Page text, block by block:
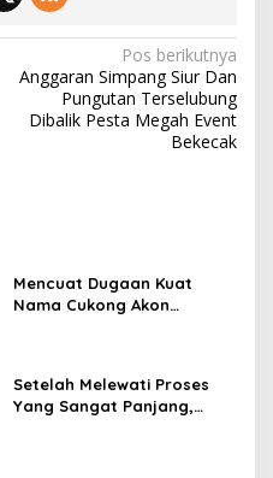
Pos berikutnya
Anggaran Simpang Siur Dan
Pungutan Terselubung
Dibalik Pesta Megah Event
Bekecak
Mencuat Dugaan Kuat
Nama Cukong Akon
Setelah Melewati Proses
Yang Sangat Panjang,